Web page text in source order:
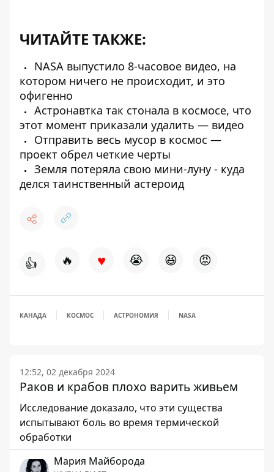
ЧИТАЙТЕ ТАКЖЕ:
NASA выпустило 8-часовое видео, на
котором ничего не происходит, и это
офигенно
Астронавтка так стонала в космосе, что
этот момент приказали удалить — видео
Отправить весь мусор в космос —
проект обрел четкие черты
Земля потеряла свою мини-луну - куда
делся таинственный астероид
👍 🔥 ♥ 😭 😆 😡
КАНАДА КОСМОС АСТРОНОМИЯ NASA
12:52, 02 декабря 2024
Раков и крабов плохо варить живьем
Исследование доказало, что эти существа
испытывают боль во время термической
обработки
Мария Майборода